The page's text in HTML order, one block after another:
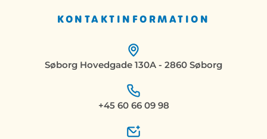
KONTAKTINFORMATION
Søborg Hovedgade 130A - 2860 Søborg
+45 60 66 09 98